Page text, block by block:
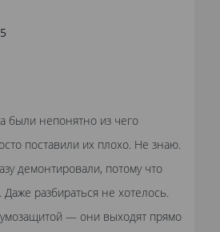
5
были непонятно из чего
поставили их плохо. Не знаю.
демонтировали, потому что
разбираться не хотелось.
— они выходят прямо